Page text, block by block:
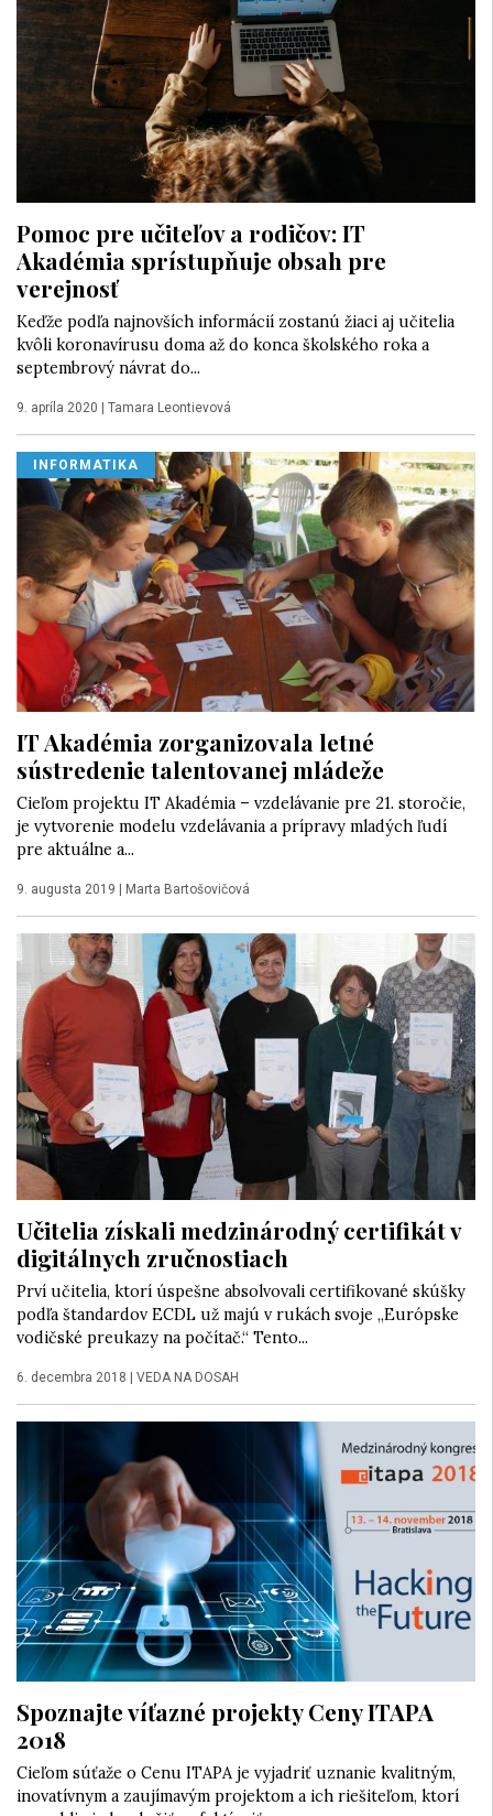
Pomoc pre učiteľov a rodičov: IT
Akadémia sprístupňuje obsah pre
verejnosť
Keďže podľa najnovších informácií zostanú žiaci aj učitelia
kvôli koronavírusu doma až do konca školského roka a
septembrový návrat do...
9. apríla 2020 | Tamara Leontievová
INFORMATIKA
IT Akadémia zorganizovala letné
sústredenie talentovanej mládeže
Cieľom projektu IT Akadémia – vzdelávanie pre 21. storočie,
je vytvorenie modelu vzdelávania a prípravy mladých ľudí
pre aktuálne a...
9. augusta 2019 Marta Bartošovičová
Učitelia získali medzinárodný certifikát v
digitálnych zručnostiach
Prví učitelia, ktorí úspešne absolvovali certifikované skúšky
podľa štandardov ECDL už majú v rukách svoje „Európske
vodičské preukazy na počítač.“ Tento...
6. decembra 2018 | VEDA NA DOSAH
Spoznajte víťazné projekty Ceny ITAPA
2018
Cieľom súťaže o Cenu ITAPA je vyjadriť uznanie kvalitným,
inovatívnym a zaujímavým projektom a ich riešiteľom, ktorí